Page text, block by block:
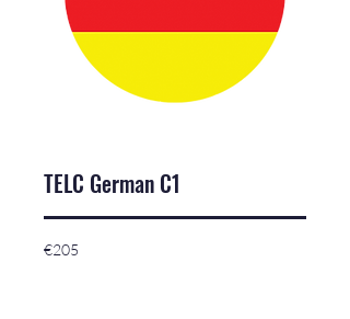
TELC German C1
205
euros
€205